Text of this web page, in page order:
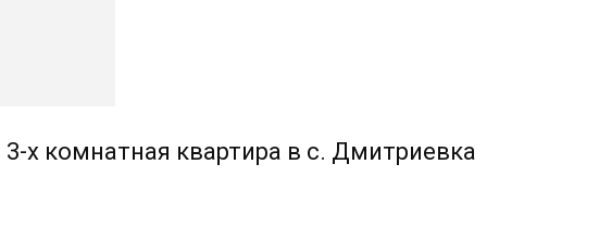
3-х комнатная квартира в с. Дмитриевка